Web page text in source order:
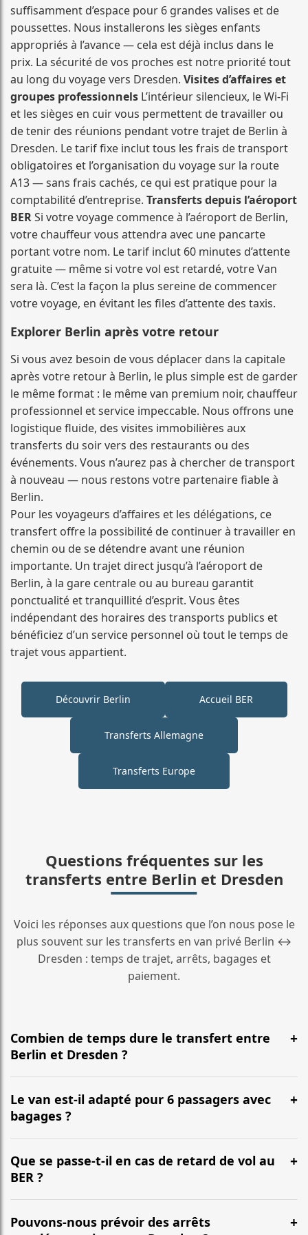
suffisamment d’espace pour 6 grandes valises et de
poussettes. Nous installerons les sièges enfants
appropriés à l’avance — cela est déjà inclus dans le
prix. La sécurité de vos proches est notre priorité tout
au long du voyage vers Dresden. Visites d’affaires et
groupes professionnels L’intérieur silencieux, le Wi-Fi
et les sièges en cuir vous permettent de travailler ou
de tenir des réunions pendant votre trajet de Berlin à
Dresden. Le tarif fixe inclut tous les frais de transport
obligatoires et l’organisation du voyage sur la route
A13 — sans frais cachés, ce qui est pratique pour la
comptabilité d’entreprise. Transferts depuis l’aéroport
BERSi votre voyage commence à l’aéroport de Berlin,
votre chauffeur vous attendra avec une pancarte
portant votre nom. Le tarif inclut 60 minutes d’attente
gratuite — même si votre vol est retardé, votre Van
sera là. C’est la façon la plus sereine de commencer
votre voyage, en évitant les files d’attente des taxis.
Explorer Berlin après votre retour
Si vous avez besoin de vous déplacer dans la capitale
après votre retour à Berlin, le plus simple est de garder
le même format : le même van premium noir, chauffeur
professionnel et service impeccable. Nous offrons une
logistique fluide, des visites immobilières aux
transferts du soir vers des restaurants ou des
événements. Vous n’aurez pas à chercher de transport
à nouveau — nous restons votre partenaire fiable à
Berlin.
Pour les voyageurs d’affaires et les délégations, ce
transfert offre la possibilité de continuer à travailler en
chemin ou de se détendre avant une réunion
importante. Un trajet direct jusqu’à l’aéroport de
Berlin, à la gare centrale ou au bureau garantit
ponctualité et tranquillité d’esprit. Vous êtes
indépendant des horaires des transports publics et
bénéficiez d’un service personnel où tout le temps de
trajet vous appartient.
Découvrir Berlin Accueil BER
Transferts Allemagne
Transferts Europe
Questions fréquentes sur les
transferts entre Berlin et Dresden
Voici les réponses aux questions que l’on nous pose le
plus souvent sur les transferts en van privé Berlin ↔
Dresden : temps de trajet, arrêts, bagages et
paiement.
Combien de temps dure le transfert entre
Berlin et Dresden ?
En général, la durée est d’environ 2 Std. pour une
distance d’environ 191 km. L’itinéraire emprunte le plus
souvent l’autoroute et peut varier selon le trafic.
Le van est-il adapté pour 6 passagers avec
bagages ?
Oui. Nos vans (Mercedes Classe V, VW Multivan) sont
conçus pour accueillir confortablement jusqu’à 6
passagers, avec une capacité habituelle de 6 à 7
Que se passe-t-il en cas de retard de vol au
BER ?
Nous suivons votre vol en temps réel. Votre chauffeur
ajuste l’heure de prise en charge, sans frais
Pouvons-nous prévoir des arrêts